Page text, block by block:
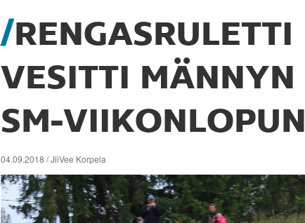
RENGASRULETTI
VESITTI MÄNNYN
SM-VIIKONLOPUN
04.09.2018 / JiiVee Korpela